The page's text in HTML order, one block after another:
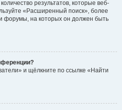
результатов, которые веб-
«Расширенный поиск», более
форумы, на которых он должен быть
и щёлкните по ссылке «Найти